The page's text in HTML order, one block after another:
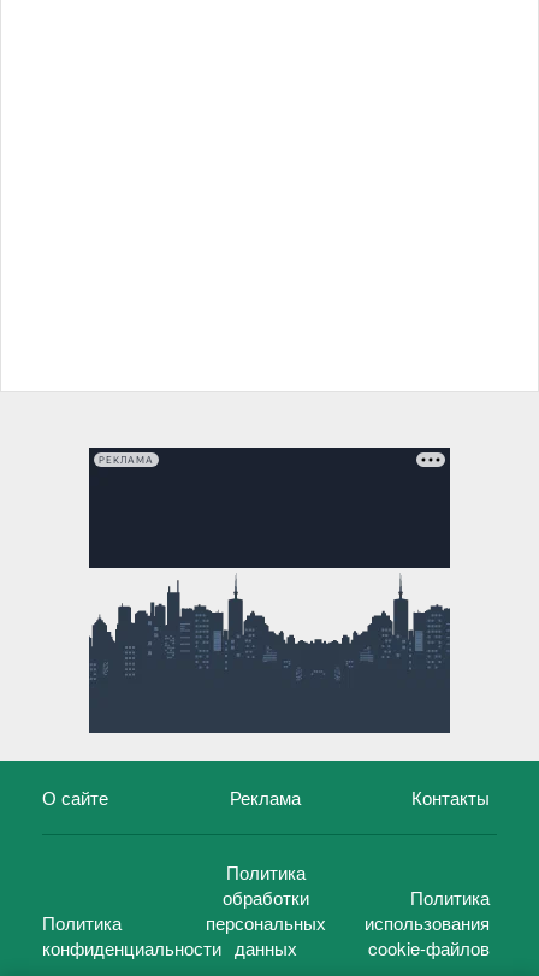
РЕКЛАМА
О сайте Реклама Контакты
Политика
конфиденциальности
Политика
обработки
персональных
данных
Политика
использования
cookie-файлов